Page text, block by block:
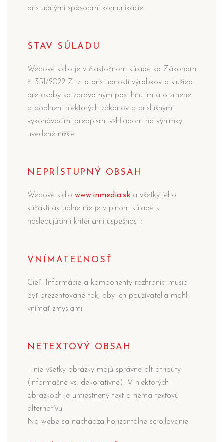
prístupnými spôsobmi komunikácie.
STAV SÚLADU
Webové sídlo je v čiastočnom súlade so Zákonom
č. 351/2022 Z. z. o prístupnosti výrobkov a služieb
pre osoby so zdravotným postihnutím a o zmene
a doplnení niektorých zákonov a príslušnými
vykonávacími predpismi vzhľadom na výnimky
uvedené nižšie.
NEPRÍSTUPNÝ OBSAH
Webové sídlo www.inmedia.sk a všetky jeho
súčasti aktuálne nie je v plnom súlade s
nasledujúcimi kritériami úspešnosti:
VNÍMATEĽNOSŤ
Cieľ: Informácie a komponenty rozhrania musia
byť prezentované tak, aby ich používatelia mohli
vnímať zmyslami.
NETEXTOVÝ OBSAH
– nie všetky obrázky majú správne alt atribúty
(informačné vs. dekoratívne). V niektorých
obrázkoch je umiestnený text a nemá textovú
alternatívu
Na webe sa nachádza horizontálne scrollovanie